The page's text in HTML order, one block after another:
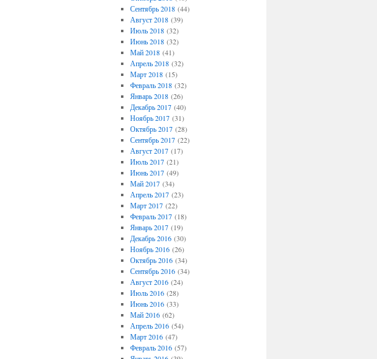
Сентябрь 2018(44)
Август 2018(39)
Июль 2018(32)
Июнь 2018(32)
Май 2018(41)
Апрель 2018(32)
Март 2018(15)
Февраль 2018(32)
Январь 2018(26)
Декабрь 2017(40)
Ноябрь 2017(31)
Октябрь 2017(28)
Сентябрь 2017(22)
Август 2017(17)
Июль 2017(21)
Июнь 2017(49)
Май 2017(34)
Апрель 2017(23)
Март 2017(22)
Февраль 2017(18)
Январь 2017(19)
Декабрь 2016(30)
Ноябрь 2016(26)
Октябрь 2016(34)
Сентябрь 2016(34)
Август 2016(24)
Июль 2016(28)
Июнь 2016(33)
Май 2016(62)
Апрель 2016(54)
Март 2016(47)
Февраль 2016(57)